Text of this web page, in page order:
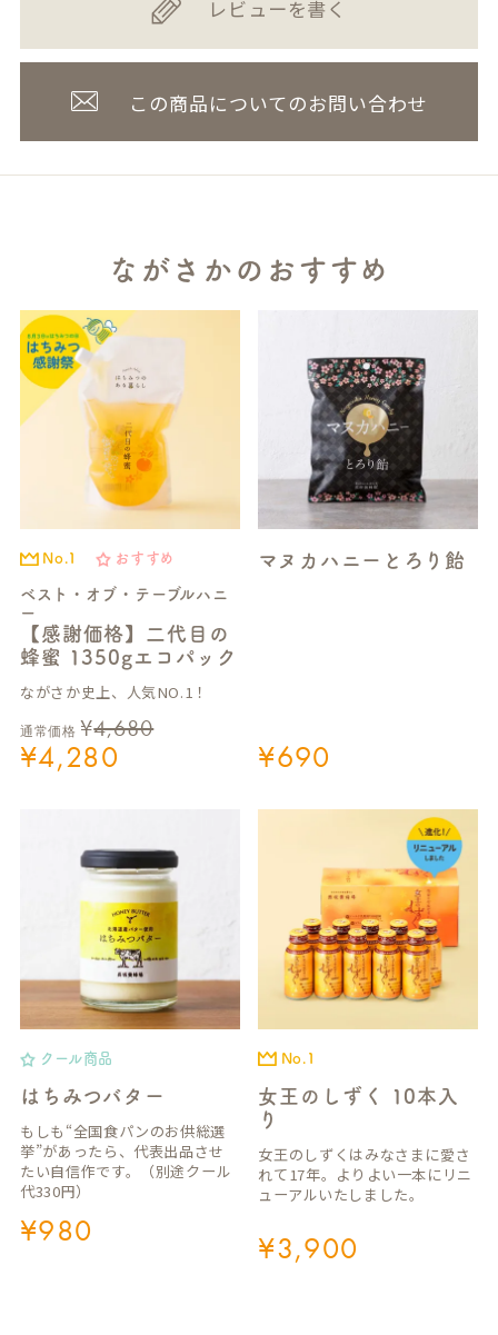
レビューを書く
この商品についてのお問い合わせ
ながさかのおすすめ
No.1 おすすめ
ベスト・オブ・テーブルハニ
ー
【感謝価格】二代目の
蜂蜜 1350gエコパック
ながさか史上、人気NO.1！
通常価格 ¥4,680
¥4,280
マヌカハニーとろり飴
¥690
クール商品
はちみつバター
もしも“全国食パンのお供総選
挙”があったら、代表出品させ
たい自信作です。（別途クール
代330円）
¥980
No.1
女王のしずく 10本入
り
女王のしずくはみなさまに愛さ
れて17年。よりよい一本にリニ
ューアルいたしました。
¥3,900